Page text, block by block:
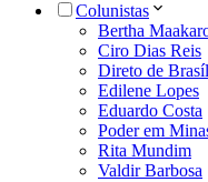
Colunistas
Bertha
Ciro Dias Reis
Direto de
Edilene Lopes
Eduardo Costa
Poder em
Rita Mundim
Valdir Barbosa